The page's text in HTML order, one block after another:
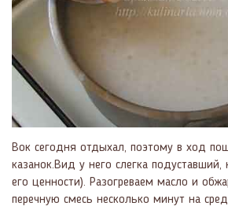
Вок сегодня отдыхал, поэтому в ход
казанок.Вид у него слегка
его ценности). Разогреваем масло и
перечную смесь несколько минут на